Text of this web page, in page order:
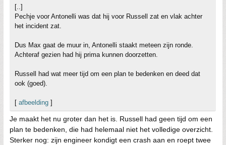
[..]
Pechje voor Antonelli was dat hij voor Russell zat en vlak achter
het incident zat.
Dus Max gaat de muur in, Antonelli staakt meteen zijn ronde.
Achteraf gezien had hij prima kunnen doorzetten.
Russell had wat meer tijd om een plan te bedenken en deed dat
ook (goed).
[ afbeelding ]
Je maakt het nu groter dan het is. Russell had geen tijd om een
plan te bedenken, die had helemaal niet het volledige overzicht.
Sterker nog: zijn engineer kondigt een crash aan en roept twee